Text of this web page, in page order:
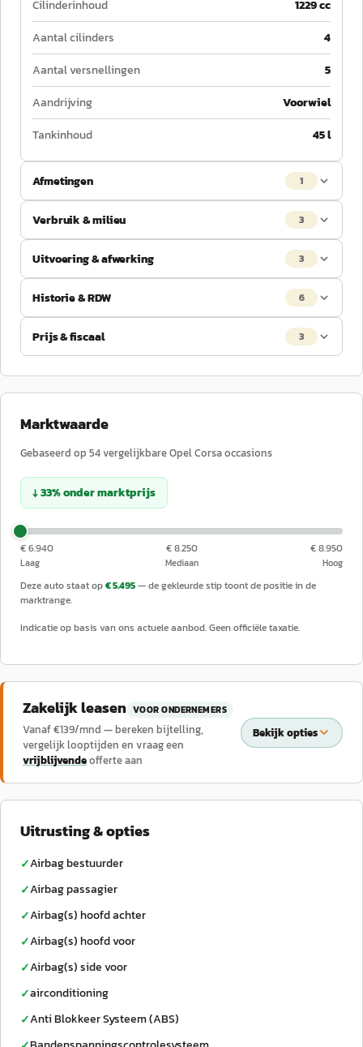
Cilinderinhoud
1229 cc
Aantal cilinders
4
Aantal versnellingen
5
Aandrijving
Voorwiel
Tankinhoud
45 l
Afmetingen 1
Verbruik & milieu 3
Uitvoering & afwerking 3
Historie & RDW 6
Prijs & fiscaal 3
Marktwaarde
Gebaseerd op 54vergelijkbareOpelCorsaoccasions
↓33%ondermarktprijs
€ 6.940
Laag
€ 8.250
Mediaan
€ 8.950
Hoog
Deze auto staat op€ 5.495— de gekleurde stip toont de positie in de
marktrange.
Indicatie op basis van ons actuele aanbod. Geen officiële taxatie.
Zakelijk leasen VOOR ONDERNEMERS
Vanaf €139/mnd — bereken bijtelling,
vergelijk looptijden en vraag een
vrijblijvendeofferte aan
Bekijk opties
Uitrusting & opties
✓Airbag bestuurder
✓Airbag passagier
✓Airbag(s) hoofd achter
✓Airbag(s) hoofd voor
✓Airbag(s) side voor
✓airconditioning
✓Anti Blokkeer Systeem (ABS)